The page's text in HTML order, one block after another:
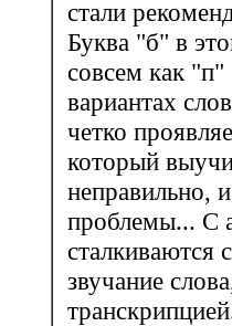
стали
Буква "б" в
совсем как "п"
вариантах
четко
который
неправильно,
проблемы... С
сталкиваются
звучание